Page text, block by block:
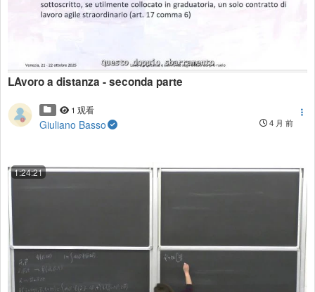
LAvoro a distanza - seconda parte
1 观看
Giuliano Basso 4 月 前
1:24:21